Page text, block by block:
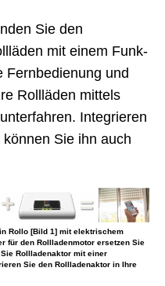
Sie den
mit einem Funk-
Fernbedienung und
Rollläden mittels
Integrieren
Sie ihn auch
Rollo [Bild 1] mit elektrischem
für den Rollladenmotor ersetzen Sie
Rollladenaktor mit einer
Sie den Rollladenaktor in Ihre